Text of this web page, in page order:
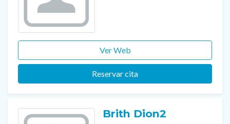
Ver Web
Reservar cita
Brith Dion2